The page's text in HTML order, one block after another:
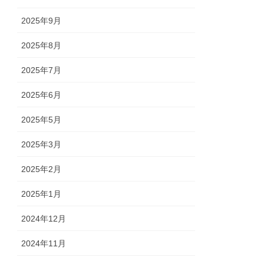
2025年9月
2025年8月
2025年7月
2025年6月
2025年5月
2025年3月
2025年2月
2025年1月
2024年12月
2024年11月